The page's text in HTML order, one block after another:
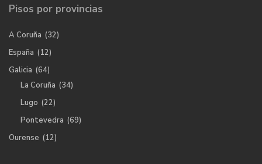
Pisos por provincias
A Coruña (32)
España (12)
Galicia (64)
La Coruña (34)
Lugo (22)
Pontevedra (69)
Ourense (12)